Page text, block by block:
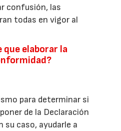
confusión, las
todas en vigor al
que elaborar la
para determinar si
de la Declaración
su caso, ayudarle a